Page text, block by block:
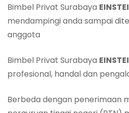
Bimbel Privat Surabaya
mendampingi anda sampai
anggota
Bimbel Privat Surabaya
profesional, handal dan
Berbeda dengan penerimaan